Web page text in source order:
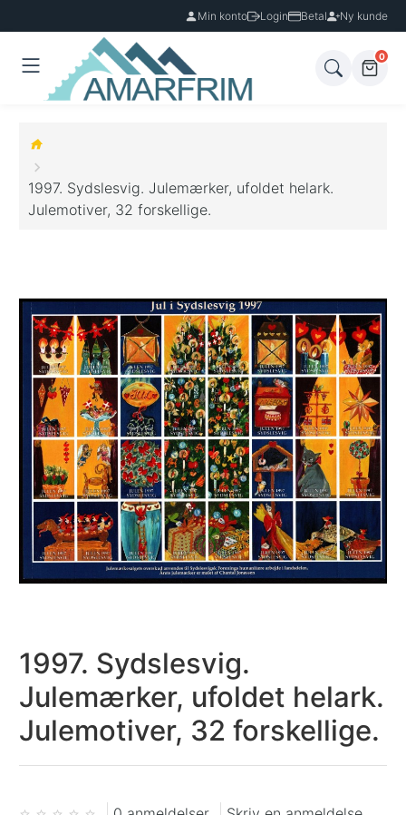
Min konto Login Betal Ny kunde
0
1997. Sydslesvig. Julemærker, ufoldet helark.
Julemotiver, 32 forskellige.
1997. Sydslesvig.
Julemærker, ufoldet helark.
Julemotiver, 32 forskellige.